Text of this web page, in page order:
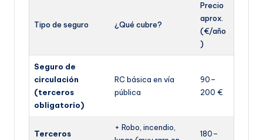
Tipo de seguro ¿Qué cubre?
Precio
aprox.
(€/año
)
Seguro de
circulación
(terceros
obligatorio)
RC básica en vía
pública
90–
200 €
Terceros
+ Robo, incendio,
180–